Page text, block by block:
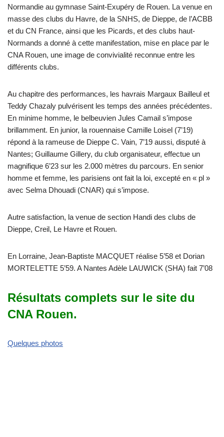
Normandie au gymnase Saint-Exupéry de Rouen. La venue en
masse des clubs du Havre, de la SNHS, de Dieppe, de l’ACBB
et du CN France, ainsi que les Picards, et des clubs haut-
Normands a donné à cette manifestation, mise en place par le
CNA Rouen, une image de convivialité reconnue entre les
différents clubs.
Au chapitre des performances, les havrais Margaux Bailleul et
Teddy Chazaly pulvérisent les temps des années précédentes.
En minime homme, le belbeuvien Jules Camail s’impose
brillamment. En junior, la rouennaise Camille Loisel (7’19)
répond à la rameuse de Dieppe C. Vain, 7’19 aussi, disputé à
Nantes; Guillaume Gillery, du club organisateur, effectue un
magnifique 6’23 sur les 2.000 mètres du parcours. En senior
homme et femme, les parisiens ont fait la loi, excepté en « pl »
avec Selma Dhouadi (CNAR) qui s’impose.
Autre satisfaction, la venue de section Handi des clubs de
Dieppe, Creil, Le Havre et Rouen.
En Lorraine, Jean-Baptiste MACQUET réalise 5’58 et Dorian
MORTELETTE 5’59. A Nantes Adèle LAUWICK (SHA) fait 7’08
Résultats complets sur le site du
CNA Rouen.
Quelques photos